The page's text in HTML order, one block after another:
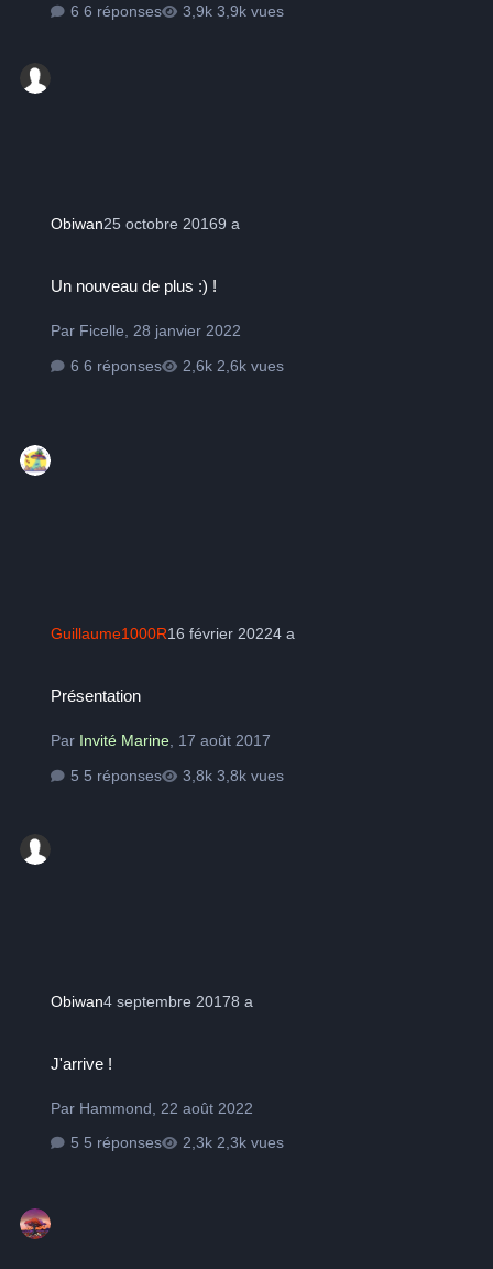
6 réponses
3,9k vues
Obiwan25 octobre 20169 a
Un nouveau de plus :) !
Par Ficelle
28 janvier 2022
6 réponses
2,6k vues
Guillaume1000R16 février 20224 a
Présentation
Par Invité Marine 17 août 2017
5 réponses
3,8k vues
Obiwan4 septembre 20178 a
J'arrive !
Par Hammond
22 août 2022
5 réponses
2,3k vues